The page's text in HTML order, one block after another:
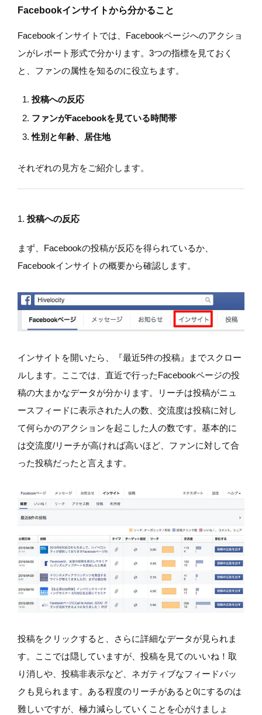
Facebookインサイトから分かること
Facebookインサイトでは、Facebookページへのアクショ
ンがレポート形式で分かります。3つの指標を見ておく
と、ファンの属性を知るのに役立ちます。
投稿への反応
ファンがFacebookを見ている時間帯
性別と年齢、居住地
それぞれの見方をご紹介します。
1. 投稿への反応
まず、Facebookの投稿が反応を得られているか、
Facebookインサイトの概要から確認します。
インサイトを開いたら、『最近5件の投稿』までスクロー
ルします。ここでは、直近で行ったFacebookページの投
稿の大まかなデータが分かります。リーチは投稿がニュ
ースフィードに表示された人の数、交流度は投稿に対し
て何らかのアクションを起こした人の数です。基本的に
は交流度/リーチが高ければ高いほど、ファンに対して合
った投稿だったと言えます。
投稿をクリックすると、さらに詳細なデータが見られま
す。ここでは隠していますが、投稿を見てのいいね！取
り消しや、投稿非表示など、ネガティブなフィードバッ
クも見られます。ある程度のリーチがあると0にするのは
難しいですが、極力減らしていくことを心がけましょ